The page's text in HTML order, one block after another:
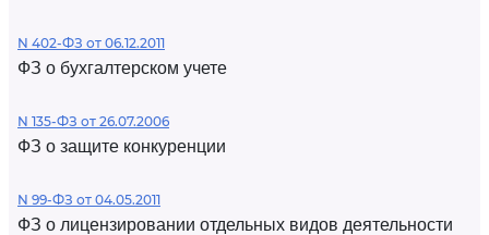
N 402-ФЗ от 06.12.2011
ФЗ о бухгалтерском учете
N 135-ФЗ от 26.07.2006
ФЗ о защите конкуренции
N 99-ФЗ от 04.05.2011
ФЗ о лицензировании отдельных видов деятельности